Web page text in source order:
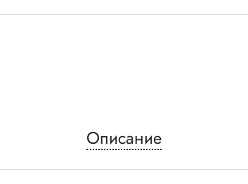
Описание